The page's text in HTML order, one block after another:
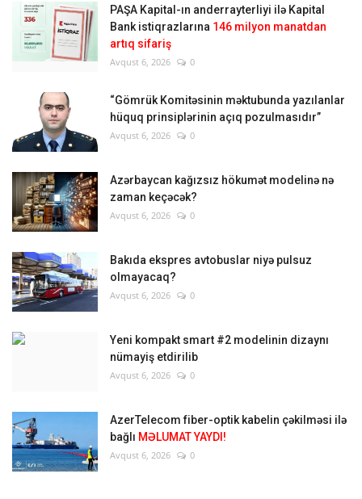
PAŞA Kapital-ın anderrayterliyi ilə Kapital
Bank istiqrazlarına 146 milyon manatdan
artıq sifariş
Avqust 6, 2026 0
“Gömrük Komitəsinin məktubunda yazılanlar
hüquq prinsiplərinin açıq pozulmasıdır”
Avqust 6, 2026 0
Azərbaycan kağızsız hökumət modelinə nə
zaman keçəcək?
Avqust 6, 2026 0
Bakıda ekspres avtobuslar niyə pulsuz
olmayacaq?
Avqust 6, 2026 0
Yeni kompakt smart #2 modelinin dizaynı
nümayiş etdirilib
Avqust 6, 2026 0
AzerTelecom fiber-optik kabelin çəkilməsi ilə
bağlı MƏLUMAT YAYDI!
Avqust 6, 2026 0